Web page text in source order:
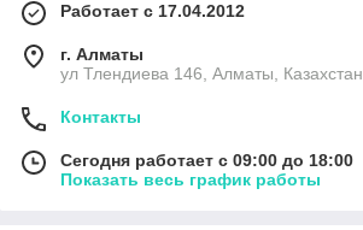
Работает с 17.04.2012
г. Алматы
ул Тлендиева 146, Алматы, Казахстан
Контакты
Сегодня работает с 09:00 до 18:00
Показать весь график работы